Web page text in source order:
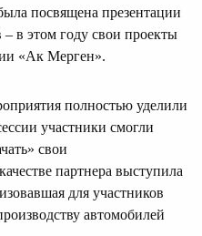
посвящена презентации
в этом году свои проекты
«Ак Мерген».
полностью уделили
участники смогли
свои
партнера выступила
для участников
автомобилей